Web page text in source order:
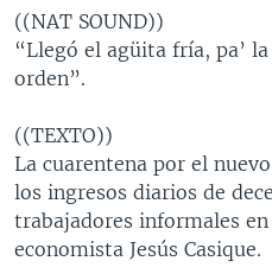
((NAT SOUND))
“Llegó el agüita fría, pa’
orden”.
((TEXTO))
La cuarentena por el
los ingresos diarios de
trabajadores informales
economista Jesús Casique.